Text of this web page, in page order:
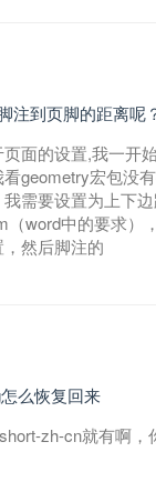
注到页脚的距离呢
面的设置,我一开
geometry宏包没
需要设置为上下边
（word中的要求）
然后脚注的
么恢复回来
zh-cn就有啊，